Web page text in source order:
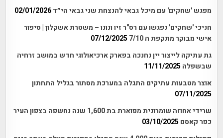
מפגש 'שחקים' עם מיכל גבאי להנצחת שני גבאי הי״ד 02/01/2026
חניכי 'שחקים' נפגשו עם רס"ר זיו ונונו – משטרת אשקלון | סיפור
אישי מבוקר מתקפת ה 7/10
07/12/2025
גת עתיקה לייצור יין נחנכה בפארק ארכיאולוגי חדש במושב זרחיה
שבשפלה 11/11/2025
אוצר מטבעות עתיקים התגלה במערכת מסתור בגליל התחתון
07/11/2025
שרידי אחוזה שומרונית מפוארת בת 1,600 שנה נחשפה בצפון העיר
כפר קאסם 03/10/2025